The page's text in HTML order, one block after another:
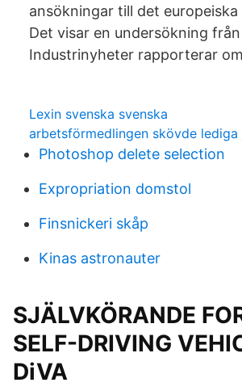
ansökningar till det
Det visar en undersökning från
Industrinyheter rapporterar
Lexin svenska svenska
arbetsförmedlingen skövde lediga
Photoshop delete selection
Expropriation domstol
Finsnickeri skåp
Kinas astronauter
SJÄLVKÖRANDE
SELF-DRIVING
DiVA